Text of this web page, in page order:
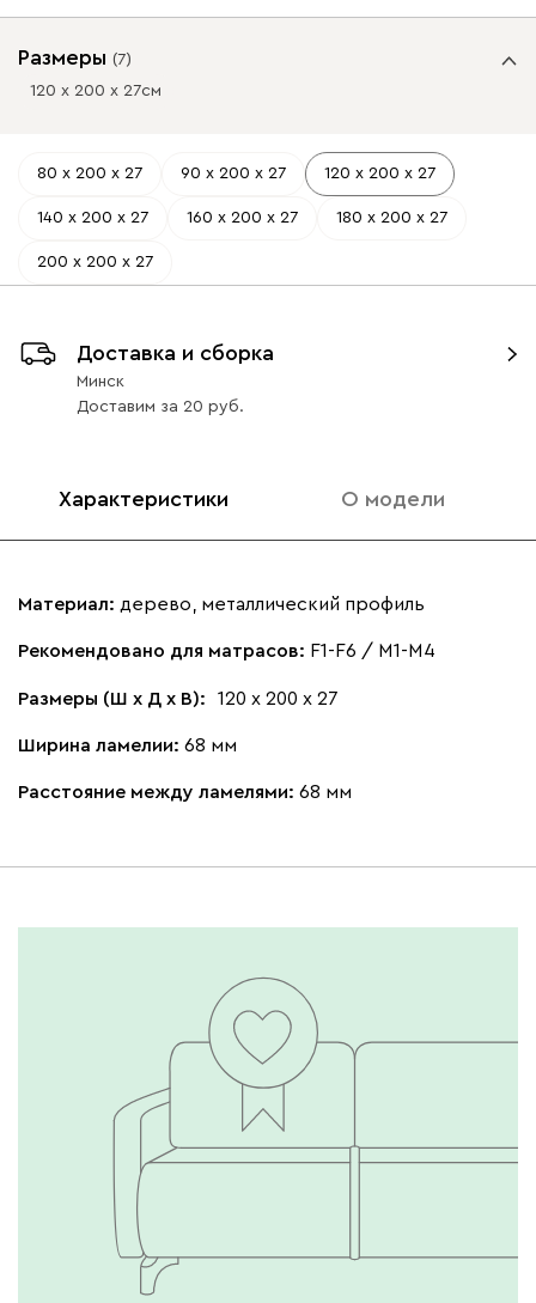
Размеры (7)
120 х 200 х 27см
80 х 200 х 27 90 х 200 х 27 120 х 200 х 27
140 х 200 х 27 160 х 200 х 27 180 х 200 х 27
200 х 200 х 27
Доставка и сборка
Минск
Доставим за 20
Характеристики О модели
Материал: дерево, металлический профиль
Рекомендовано для матрасов: F1-F6 / M1-M4
Размеры (Ш х Д х В): 120 х 200 х 27
Ширина ламелии: 68 мм
Расстояние между ламелями: 68 мм